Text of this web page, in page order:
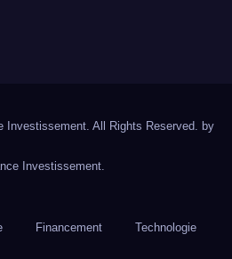
Investissement. All Rights Reserved. by
Investissement.
Financement Technologie